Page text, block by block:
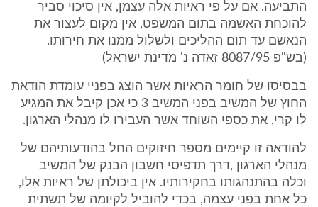
התביעה. אם על פי ראיות אלה עצמן, אין סיכוי סביר
להוכחת האשמה בתום המשפט, אין מקום לעצור את
הנאשם עד תום ההליכים ולשלול ממנו את חירותו.
(בש"פ 8087/95 זאדה נ' מדינת ישראל)
בבסיסו של חומר הראיות אשר הוצג בפניי עומדת הודאת
החוץ של המשיב בפני המשיב 3 כי אכן קיבל את המגיע
לו קרי, את כספי השוחד אשר העבירו לו מנהלי הארגון.
להודאה זו קיימים מספר חיזוקים החל בהודעותיהם של
מנהלי הארגון ,דרך תדפיסי חשבון הבנק של המשיב
וכלה בהתנהגותו בחקירותיו. אין ביכולתן של ראיות אלו,
כל אחת בפני עצמה, בכדי להוביל לקיומה של תשתית